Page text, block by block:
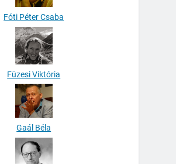
Fóti Péter Csaba
Füzesi Viktória
Gaál Béla